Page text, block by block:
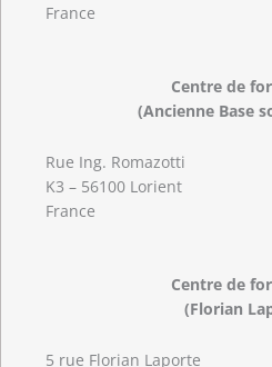
France
Centre de
(Ancienne Base
Rue Ing. Romazotti
K3 – 56100 Lorient
France
Centre de
(Florian
5 rue Florian Laporte